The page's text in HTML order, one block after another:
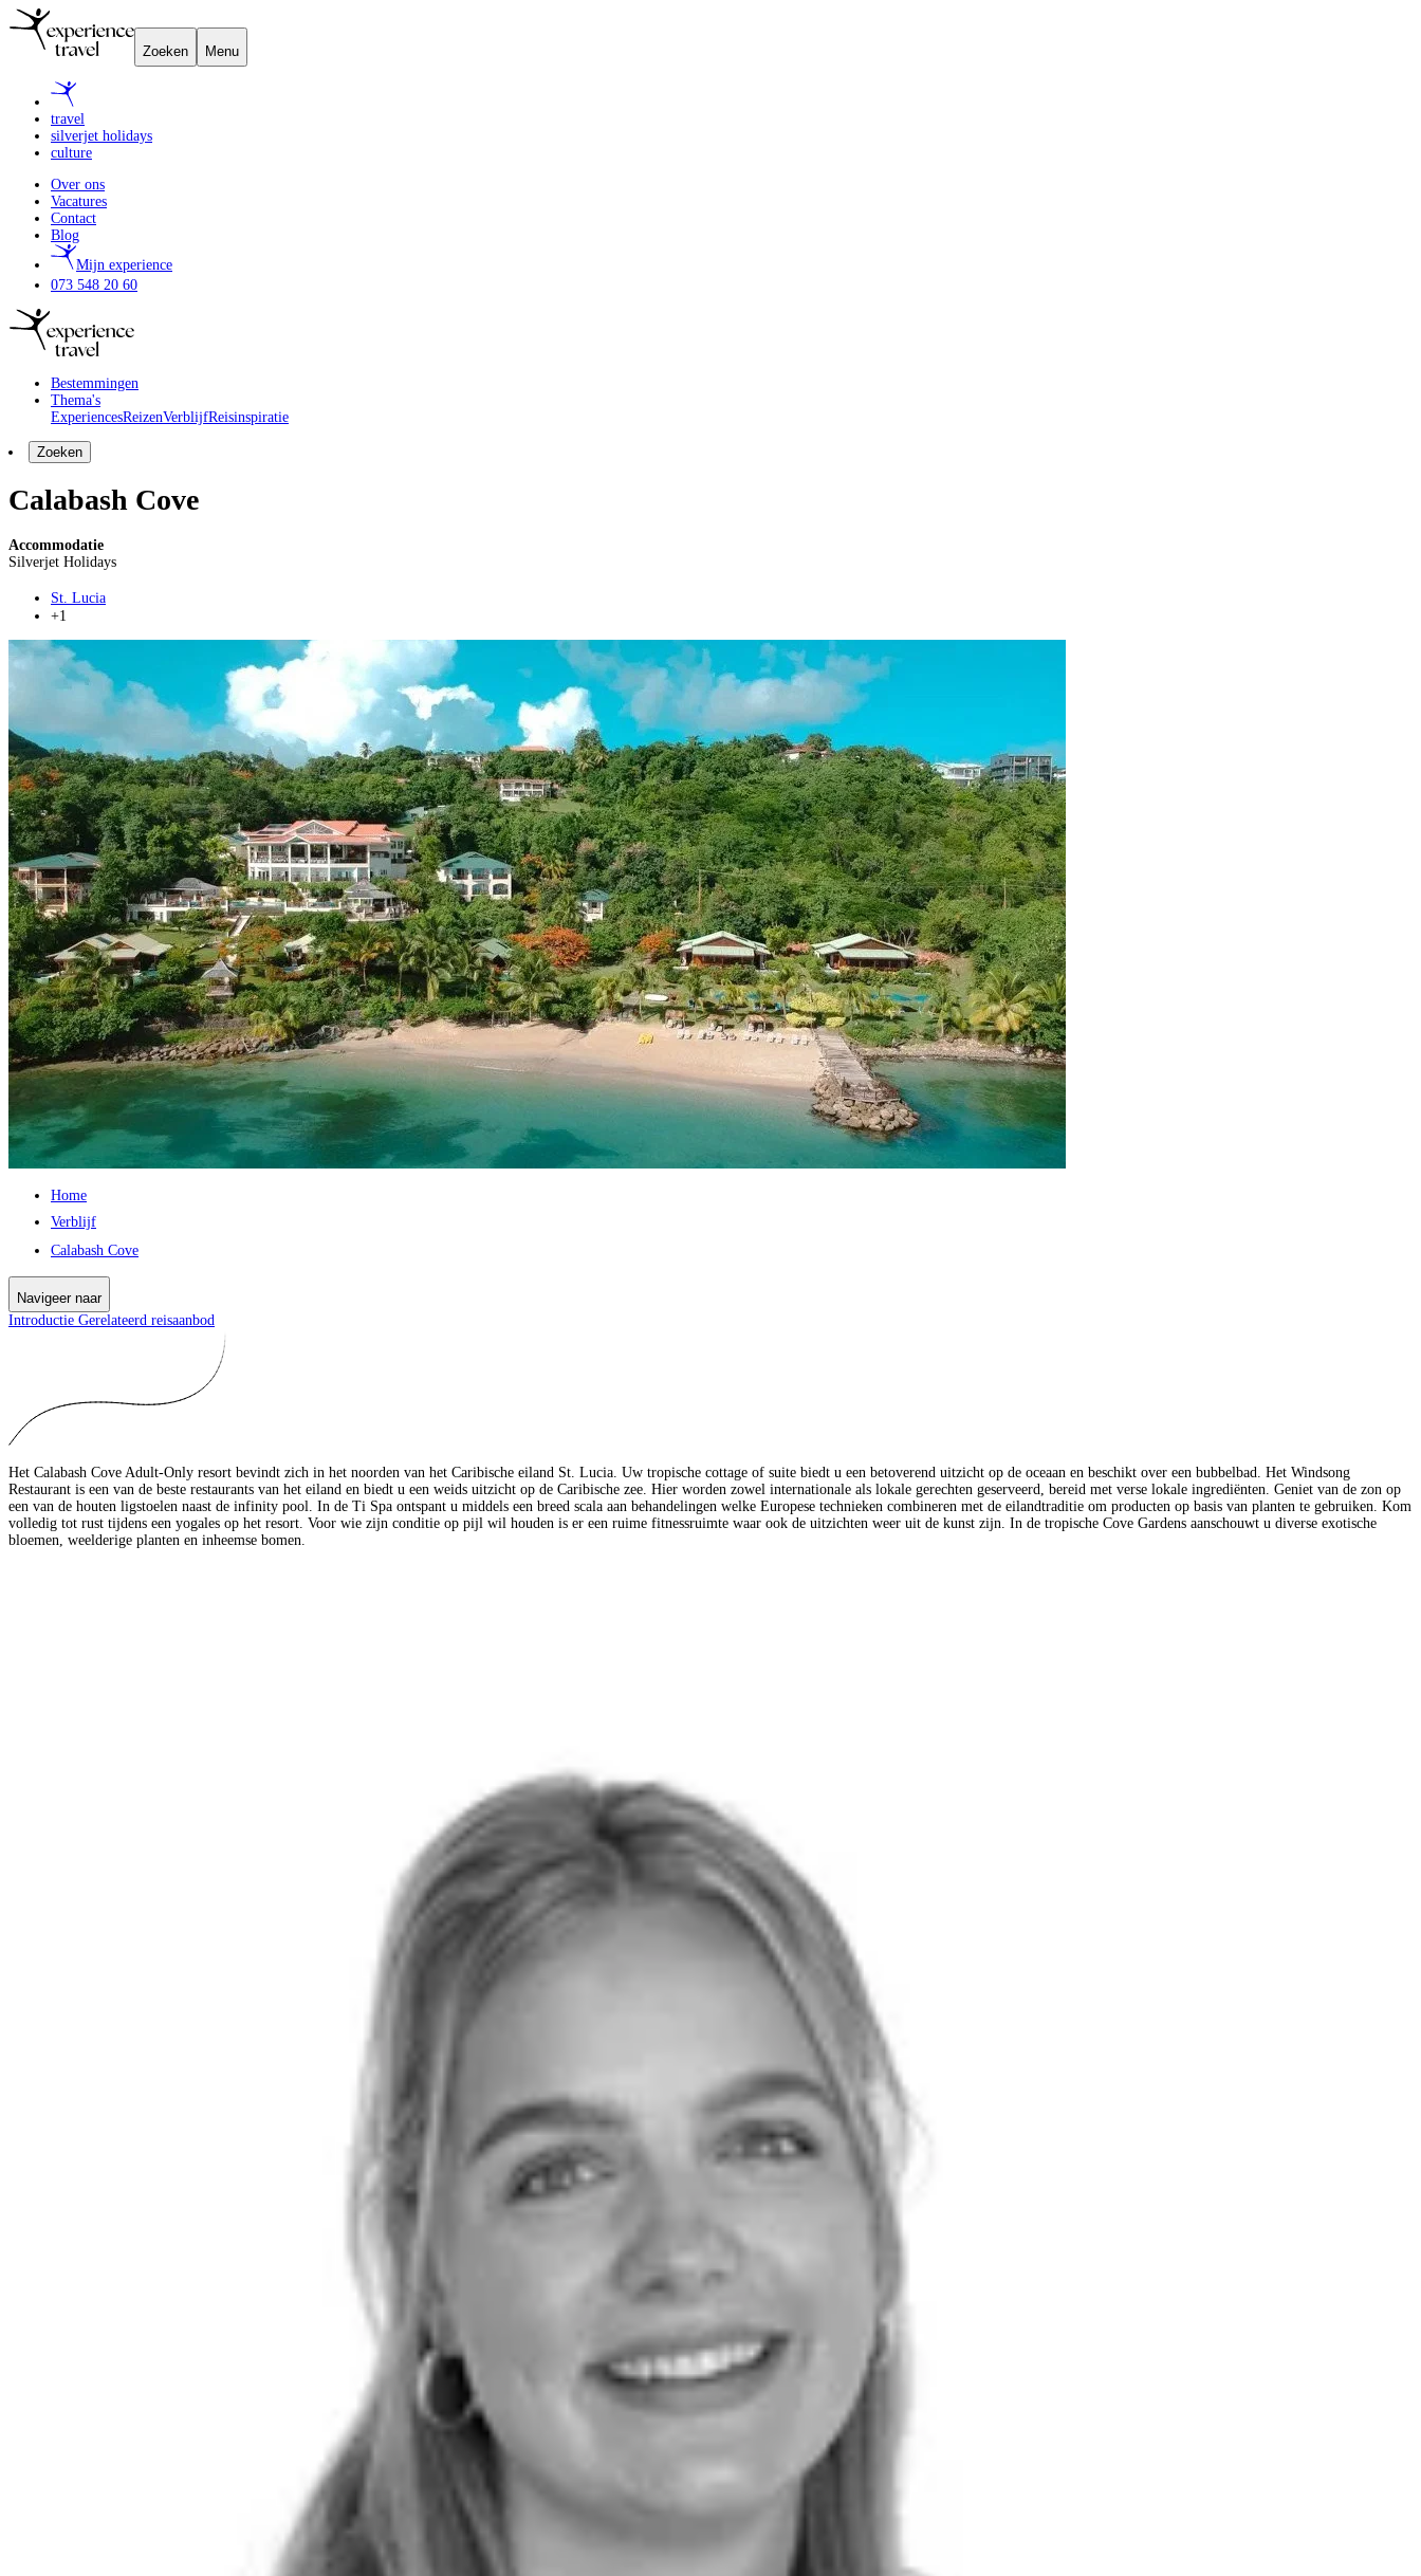
Zoeken Menu
travel
silverjet holidays
culture
Over ons
Vacatures
Contact
Blog
Mijn experience
073 548 20 60
Bestemmingen
Thema's
ExperiencesReizenVerblijfReisinspiratie
Zoeken
Calabash Cove
Accommodatie
Silverjet Holidays
St. Lucia
+1
Home
Verblijf
Calabash Cove
Navigeer naar
Introductie Gerelateerd reisaanbod
Het Calabash Cove Adult-Only resort bevindt zich in het noorden van het Caribische eiland St. Lucia. Uw tropische cottage of suite biedt u een betoverend uitzicht op de oceaan en beschikt over een bubbelbad. Het Windsong
Restaurant is een van de beste restaurants van het eiland en biedt u een weids uitzicht op de Caribische zee. Hier worden zowel internationale als lokale gerechten geserveerd, bereid met verse lokale ingrediënten. Geniet van de zon op
een van de houten ligstoelen naast de infinity pool. In de Ti Spa ontspant u middels een breed scala aan behandelingen welke Europese technieken combineren met de eilandtraditie om producten op basis van planten te gebruiken. Kom
volledig tot rust tijdens een yogales op het resort. Voor wie zijn conditie op pijl wil houden is er een ruime fitnessruimte waar ook de uitzichten weer uit de kunst zijn. In de tropische Cove Gardens aanschouwt u diverse exotische
bloemen, weelderige planten en inheemse bomen.